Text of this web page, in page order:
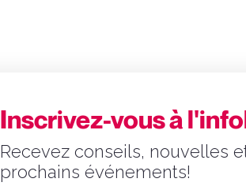
Inscrivez-vous à
Recevez conseils, nouvelles
prochains événements!